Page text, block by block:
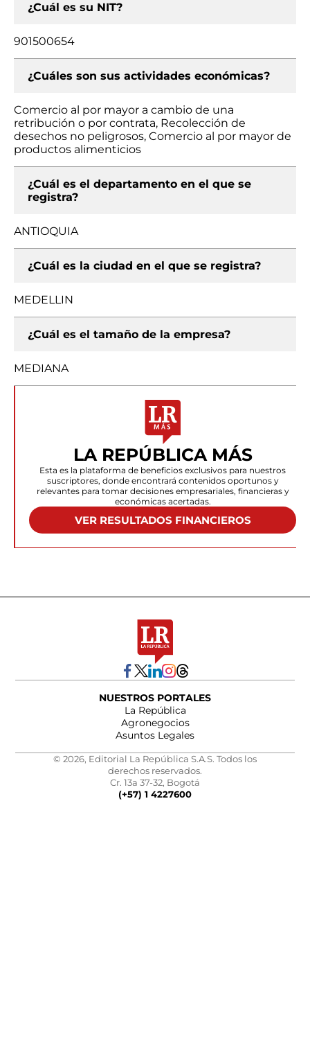
¿Cuál es su NIT?
901500654
¿Cuáles son sus actividades económicas?
Comercio al por mayor a cambio de una
retribución o por contrata, Recolección de
desechos no peligrosos, Comercio al por mayor de
productos alimenticios
¿Cuál es el departamento en el que se
registra?
ANTIOQUIA
¿Cuál es la ciudad en el que se registra?
MEDELLIN
¿Cuál es el tamaño de la empresa?
MEDIANA
LA REPÚBLICA MÁS
Esta es la plataforma de beneficios exclusivos para nuestros
suscriptores, donde encontrará contenidos oportunos y
relevantes para tomar decisiones empresariales, financieras y
económicas acertadas.
VER RESULTADOS FINANCIEROS
NUESTROS PORTALES
La República
Agronegocios
Asuntos Legales
© 2026, Editorial La República S.A.S. Todos los
derechos reservados.
Cr. 13a 37-32, Bogotá
(+57) 1 4227600